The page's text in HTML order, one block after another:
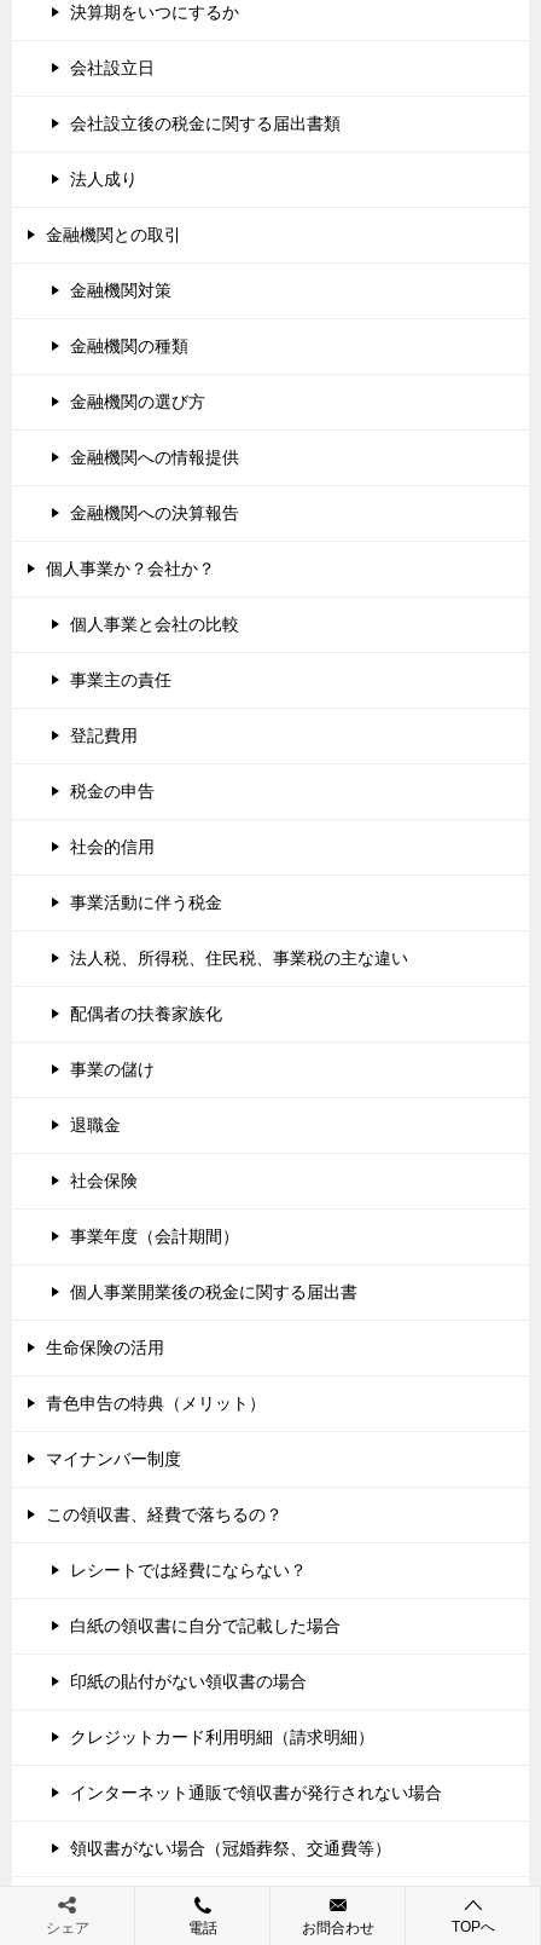
決算期をいつにするか
会社設立日
会社設立後の税金に関する届出書類
法人成り
金融機関との取引
金融機関対策
金融機関の種類
金融機関の選び方
金融機関への情報提供
金融機関への決算報告
個人事業か？会社か？
個人事業と会社の比較
事業主の責任
登記費用
税金の申告
社会的信用
事業活動に伴う税金
法人税、所得税、住民税、事業税の主な違い
配偶者の扶養家族化
事業の儲け
退職金
社会保険
事業年度（会計期間）
個人事業開業後の税金に関する届出書
生命保険の活用
青色申告の特典（メリット）
マイナンバー制度
この領収書、経費で落ちるの？
レシートでは経費にならない？
白紙の領収書に自分で記載した場合
印紙の貼付がない領収書の場合
クレジットカード利用明細（請求明細）
インターネット通販で領収書が発行されない場合
領収書がない場合（冠婚葬祭、交通費等）
領収書を２枚に分けてもらった場合
シェア 電話 お問合わせ TOPへ